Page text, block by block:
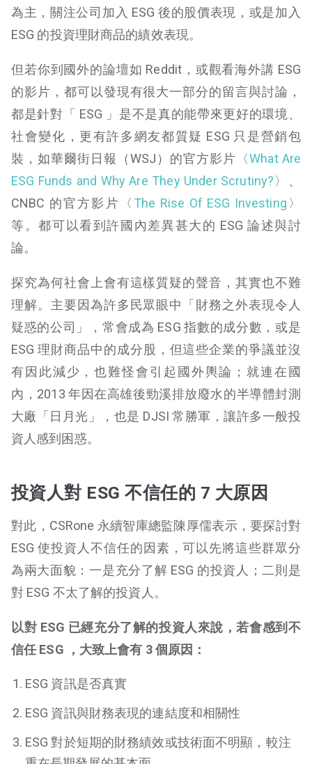
為主，關注公司加入 ESG 後的股價表現，或是加入
ESG 的投資理財商品的績效表現。
但若你到國外的論壇如 Reddit，或觀看海外講 ESG
的影片，都可以發現有很大一部分的留言與討論，
都是針對「 ESG 」是不是真的能帶來更好的環境、
社會變化，更有許多網友都質疑 ESG 只是營銷包
裝，如華爾街日報（WSJ）的官方影片〈What Are
ESG Funds and Why Are They Under Scrutiny?〉、
CNBC 的官方影片〈 The Rise Of ESG Investing 〉
等。都可以看到許國內差異甚大的 ESG 論述與討
論。
探究為何社會上會有這樣質疑的聲音，其實也不難
理解。主要因為許多民眾眼中「財務之外表現令人
疑惑的公司」，常會成為 ESG 指數的成分數，或是
ESG 理財商品中的成分股，但這些企業的爭議並沒
有因此減少，也難怪會引起國外輿論；就連在國
內，2013 年因在高雄後勁溪排放廢水的半導體封測
大廠「日月光」，也是 DJSI 常勝軍，讓許多一般投
資人感到困惑。
投資人對 ESG 不信任的 7 大原因
對此，CSRone 永續智庫總監陳厚儒表示，要探討對
ESG 使投資人不信任的因素，可以先將這些群眾分
為兩大面貌：一是充分了解 ESG 的投資人；二則是
對 ESG 不太了解的投資人。
以對 ESG 已經充分了解的投資人來說，若會感到不
信任 ESG ，大致上會有 3 個原因：
ESG 資訊是否真實
ESG 資訊與財務表現的連結度和相關性
ESG 對於短期的財務績效或技術面不明顯，較注